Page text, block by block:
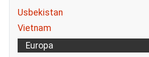
Usbekistan
Vietnam
Europa